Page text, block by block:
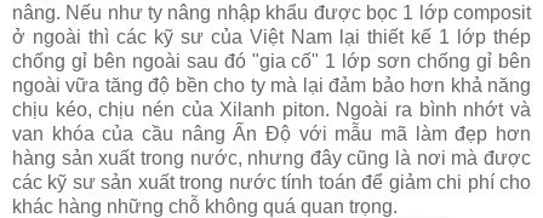
nâng. Nếu như ty nâng nhập khẩu được bọc 1 lớp composit
ở ngoài thì các kỹ sư của Việt Nam lại thiết kế 1 lớp thép
chống gỉ bên ngoài sau đó "gia cố" 1 lớp sơn chống gỉ bên
ngoài vữa tăng độ bền cho ty mà lại đảm bảo hơn khả năng
chịu kéo, chịu nén của Xilanh piton. Ngoài ra bình nhớt và
van khóa của cầu nâng Ấn Độ với mẫu mã làm đẹp hơn
hàng sản xuất trong nước, nhưng đây cũng là nơi mà được
các kỹ sư sản xuất trong nước tính toán để giảm chi phí cho
khác hàng những chỗ không quá quan trọng.